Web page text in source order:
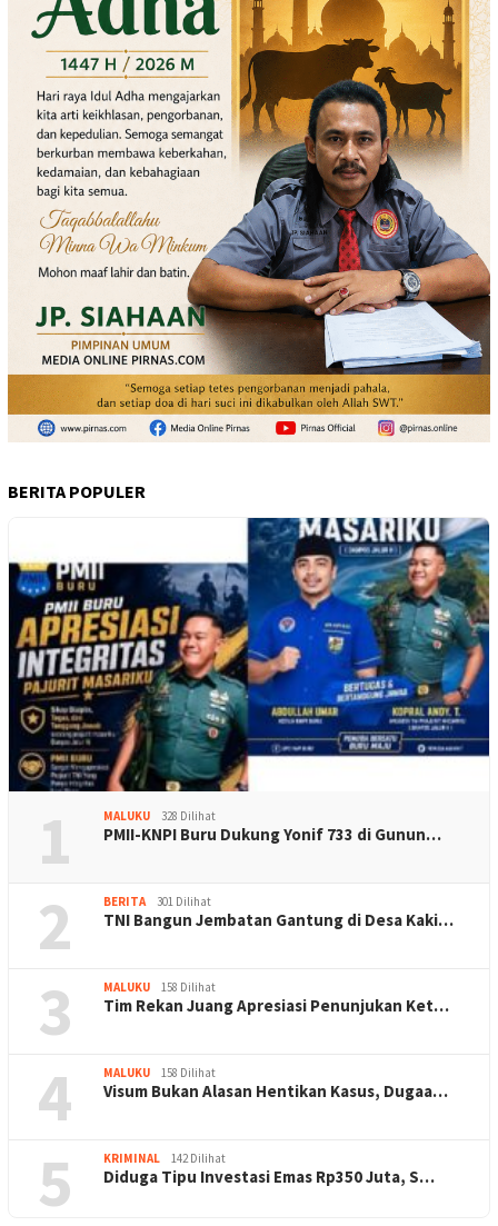
BERITA POPULER
1 MALUKU 328 Dilihat
PMII-KNPI Buru Dukung Yonif 733 di Gunun…
2 BERITA 301 Dilihat
TNI Bangun Jembatan Gantung di Desa Kaki…
3 MALUKU 158 Dilihat
Tim Rekan Juang Apresiasi Penunjukan Ket…
4 MALUKU 158 Dilihat
Visum Bukan Alasan Hentikan Kasus, Dugaa…
5 KRIMINAL 142 Dilihat
Diduga Tipu Investasi Emas Rp350 Juta, S…